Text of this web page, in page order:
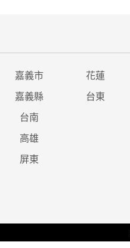
嘉義市 花蓮
嘉義縣 台東
台南
高雄
屏東